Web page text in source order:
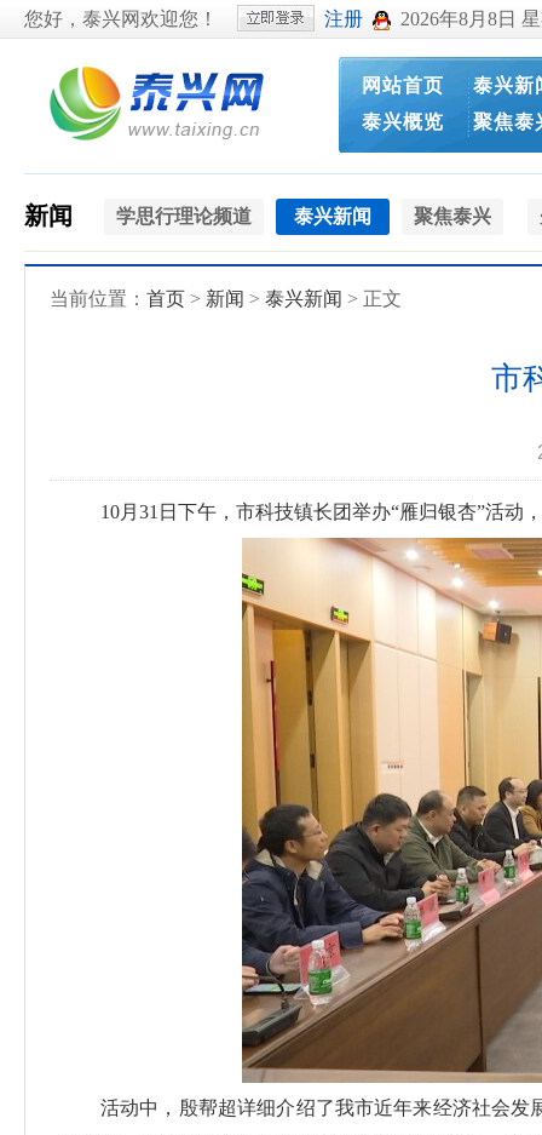
您好，泰兴网欢迎您！ 注册 2026年8月8日
网站首页
泰兴概览
泰兴新
聚焦泰
新闻 学思行理论频道 泰兴新闻 聚焦泰兴
当前位置： 首页 > 新闻 > 泰兴新闻 > 正文
市
10月31日下午，市科技镇长团举办“雁归银杏”活
活动中，殷帮超详细介绍了我市近年来经济社会